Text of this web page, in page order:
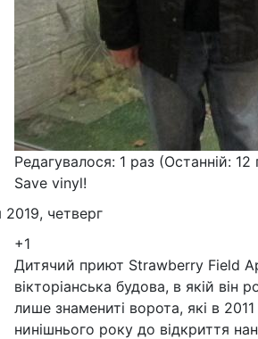
Редагувалося: 1 раз (Останній:
Save vinyl!
2019, четверг
+1
Дитячий приют Strawberry Field
вікторіанська будова, в якій
лише знамениті ворота, які в
нинішнього року до відкриття